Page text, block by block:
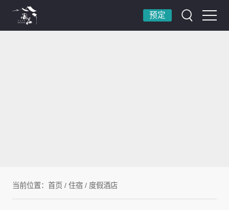
预定
当前位置： 首页 / 住宿 / 度假酒店